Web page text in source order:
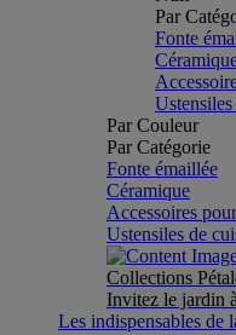
Par
Fonte
Par Couleur
Par Catégorie
Fonte émaillée
Céramique
Accessoires
Ustensiles de
Collections
Invitez le jardin
Les indispensables de